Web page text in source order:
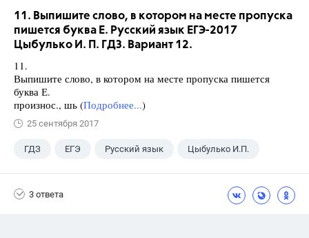
11. Выпишите слово, в котором на месте пропуска
пишется буква Е. Русский язык ЕГЭ-2017
Цыбулько И. П. ГДЗ. Вариант 12.
11.
Выпишите слово, в котором на месте пропуска пишется
буква Е.
произнос., шь (Подробнее...)
25 сентября 2017
ГДЗ ЕГЭ Русский язык Цыбулько И.П.
3 ответа